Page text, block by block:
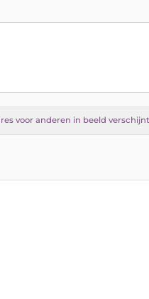
voor anderen in beeld verschijnt